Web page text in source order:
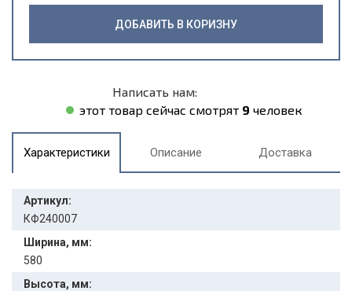
ДОБАВИТЬ В КОРИЗНУ
Написать нам:
этот товар сейчас смотрят 9 человек
Характеристики Описание Доставка
Артикул:
КФ240007
Ширина, мм:
580
Высота, мм: